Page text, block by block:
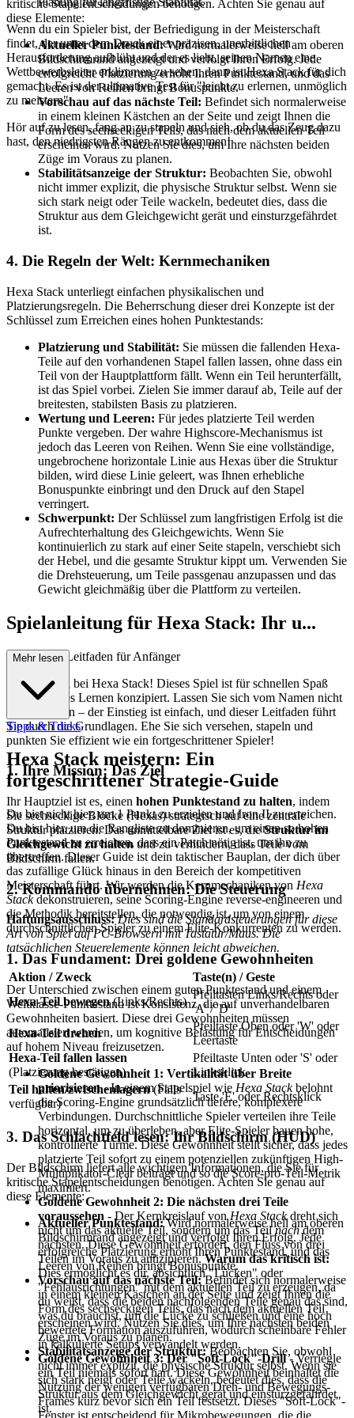
Wenn du ein Spieler bist, der Befriedigung in der Meisterschaft
findet, der unter dem Druck einer präzisen, unerbittlichen
Herausforderung aufblüht und der es liebt, seinen Namen eine
Wettbewerbsleiter erklimmen zu sehen, dann ist Hexa Stack für dich
gemacht. Es ist der ultimative Test für "leicht zu erlernen, unmöglich
zu meistern".
Hör auf zu lesen, fang an zu stapeln und sieh, ob du das Zeug dazu
hast, den niedrigsten Rängen zu entkommen!
kritische Stapelentscheidungen benötigen. Achten Sie genau auf
diese Elemente:
Aktueller Punktestand:Wird normalerweise hell am oberen
Bildschirmrand angezeigt und verfolgt Ihren Erfolg. Jede
erfolgreiche Platzierung erhöht Ihren Punktestand, und das
Leeren von Reihen bringt Bonuspunkte.
Vorschau auf das nächste Teil: Befindet sich normalerweise
in einem kleinen Kästchen an der Seite und zeigt Ihnen die
Form des sechseckigen Teils, das nach dem aktuellen Teil
erscheinen wird. Nutzen Sie dies, um Ihre nächsten beiden
Züge im Voraus zu planen.
Stabilitätsanzeige der Struktur: Beobachten Sie, obwohl
nicht immer explizit, die physische Struktur selbst. Wenn sie
sich stark neigt oder Teile wackeln, bedeutet dies, dass die
Struktur aus dem Gleichgewicht gerät und einsturzgefährdet
ist.
4. Die Regeln der Welt: Kernmechaniken
Hexa Stack unterliegt einfachen physikalischen und
Platzierungsregeln. Die Beherrschung dieser drei Konzepte ist der
Schlüssel zum Erreichen eines hohen Punktestands:
Platzierung und Stabilität: Sie müssen die fallenden Hexa-
Teile auf den vorhandenen Stapel fallen lassen, ohne dass ein
Teil von der Hauptplattform fällt. Wenn ein Teil herunterfällt,
ist das Spiel vorbei. Zielen Sie immer darauf ab, Teile auf der
breitesten, stabilsten Basis zu platzieren.
Wertung und Leeren: Für jedes platzierte Teil werden
Punkte vergeben. Der wahre Highscore-Mechanismus ist
jedoch das Leeren von Reihen. Wenn Sie eine vollständige,
ungebrochene horizontale Linie aus Hexas über die Struktur
bilden, wird diese Linie geleert, was Ihnen erhebliche
Bonuspunkte einbringt und den Druck auf den Stapel
verringert.
Schwerpunkt: Der Schlüssel zum langfristigen Erfolg ist die
Aufrechterhaltung des Gleichgewichts. Wenn Sie
kontinuierlich zu stark auf einer Seite stapeln, verschiebt sich
der Hebel, und die gesamte Struktur kippt um. Verwenden Sie
die Drehsteuerung, um Teile passgenau anzupassen und das
Gewicht gleichmäßig über die Plattform zu verteilen.
Spielanleitung für Hexa Stack: Ihr u...
mfassender Leitfaden für Anfänger
Willkommen bei Hexa Stack! Dieses Spiel ist für schnellen Spaß
und einfaches Lernen konzipiert. Lassen Sie sich vom Namen nicht
einschüchtern – der Einstieg ist einfach, und dieser Leitfaden führt
Sie durch die Grundlagen. Ehe Sie sich versehen, stapeln und
punkten Sie effizient wie ein fortgeschrittener Spieler!
1. Ihre Mission: Das Ziel
Ihr Hauptziel ist es, einen hohen Punktestand zu halten, indem
Sie sechseckige Blöcke (Hexas) strategisch auf eine zentrale
Struktur platzieren. Das unmittelbare Ziel ist es, dieStruktur im
Gleichgewicht zu halten und zu verhindern, dass Teile vom
Bildschirm fallen.
2. Kommando übernehmen: Die Steuerung
Haftungsausschluss: Dies sind die Standardsteuerungen für diese
Art von Spiel auf PC-Browsern mit Tastatur/Maus. Die
tatsächlichen Steuerelemente können leicht abweichen.
Aktion / Zweck
Taste(n) / Geste
Hexa-Teil bewegen(Links/Rechts)
Pfeiltasten Links/Rechts oder
'A' / 'D'
Hexa-Teil drehen
Pfeiltaste Oben oder 'W' oder
Leertaste
Hexa-Teil fallen lassen
(Platzierung bestätigen)
Pfeiltaste Unten oder 'S' oder
Linksklick
Teil halten/zwischenlagern(Falls
verfügbar)
Taste 'E' oder Rechtsklick
3. Das Schlachtfeld lesen: Ihr Bildschirm (HUD)
Der Bildschirm liefert alle wichtigen Informationen, die Sie für
kritische Stapelentscheidungen benötigen. Achten Sie genau auf
diese Elemente:
Aktueller Punktestand:Wird normalerweise hell am oberen
Bildschirmrand angezeigt und verfolgt Ihren Erfolg. Jede
erfolgreiche Platzierung erhöht Ihren Punktestand, und das
Leeren von Reihen bringt Bonuspunkte.
Vorschau auf das nächste Teil:Befindet sich normalerweise
in einem kleinen Kästchen an der Seite und zeigt Ihnen die
Form des sechseckigen Teils, das nach dem aktuellen Teil
erscheinen wird. Nutzen Sie dies, um Ihre nächsten beiden
Züge im Voraus zu planen.
Stabilitätsanzeige der Struktur:Beobachten Sie, obwohl
nicht immer explizit, die physische Struktur selbst. Wenn sie
sich stark neigt oder Teile wackeln, bedeutet dies, dass die
Struktur aus dem Gleichgewicht gerät und einsturzgefährdet
ist.
Mehr lesen
Tipps & Tricks
Hexa Stack meistern: Ein
fortgeschrittener Strategie-Guide
Du bist nicht hier, um 1 Punkt zu erzielen und Iron II zu erreichen.
Du bist hier, um die Rangliste zu dominieren, um einen so hohen
Punktestand zu erreichen, dass ein Patch nötig ist, um ihn zu
übertreffen. Dieser Guide ist dein taktischer Bauplan, der dich über
das zufällige Glück hinaus in den Bereich der kompetitiven
Meisterschaft führt. Wir werden die Kernmechaniken von Hexa
Stackdekonstruieren, seine Scoring-Engine reverse-engineeren und
die Methodik bereitstellen, die notwendig ist, um von einem
durchschnittlichen Spieler zu einem Elite-Konkurrenten zu werden.
1. Das Fundament: Drei goldene Gewohnheiten
Der Unterschied zwischen einem guten Punktestand und einem
Weltklasse-Punktestand ist Konsistenz, die auf unverhandelbaren
Gewohnheiten basiert. Diese drei Gewohnheiten müssen
automatisiert werden, um kognitive Belastung für Entscheidungen
auf hohem Niveau freizusetzen.
Goldene Gewohnheit 1: Vertikalität über Breite
priorisieren- In einem Stapelspiel wie Hexa Stackbelohnt
die Scoring-Engine grundsätzlich tiefere, komplexere
Verbindungen. Durchschnittliche Spieler verteilen ihre Teile
horizontal, um zu überleben, aber Elite-Spieler bauen hohe,
kontrollierte Türme. Diese Gewohnheit stellt sicher, dass jedes
platzierte Teil sofort zu einem potenziellen zukünftigen High-
Multiplikator-Clear beiträgt und so die Score-pro-Teil-Metrik
maximiert.
Goldene Gewohnheit 2: Die nächsten drei Teile
voraussehen - Der Kernkreislauf vonHexa Stackdreht sich
nicht um das aktuelle Teil, sondern um das Teilnachdem
nächsten. Diese Gewohnheit erfordert, den Fluss von drei
Teilen im Voraus zu antizipieren.Warum das kritisch ist:
Dies ermöglicht es dir, absichtlich "Lücken" oder
"Fehlausrichtungen" mit dem aktuellen Teil zu erzeugen, da
du weißt, dass die beiden nachfolgenden Teile genau das sind,
was du brauchst, um die Lücke zu schließen und eine hoch
bewertete Formation auszuführen, wodurch scheinbare Fehler
in kalkulierte Setups verwandelt werden.
Goldene Gewohnheit 3: Der "Soft-Lock"-Drill- Verriegle
ein Teil niemals sofort hart. Diese Gewohnheit beinhaltet die
Nutzung der wenigen verfügbaren Dreh- und Bewegungs-
Frames kurz bevor sich ein Teil festsetzt. Dieses "Soft-Lock"-
Fenster ist entscheidend für Mikrobewegungen, die die